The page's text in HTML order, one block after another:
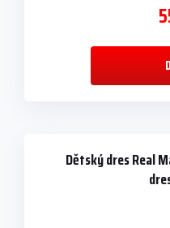
Dětský dres Real